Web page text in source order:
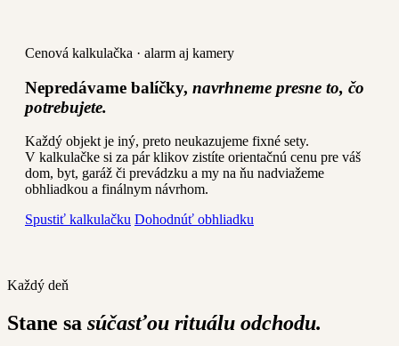
Cenová kalkulačka · alarm aj kamery
Nepredávame balíčky, navrhneme presne to, čo
potrebujete.
Každý objekt je iný, preto neukazujeme fixné sety.
V kalkulačke si za pár klikov zistíte orientačnú cenu pre váš
dom, byt, garáž či prevádzku a my na ňu nadviažeme
obhliadkou a finálnym návrhom.
Spustiť kalkulačku Dohodnúť obhliadku
Každý deň
Stane sa súčasťou rituálu odchodu.